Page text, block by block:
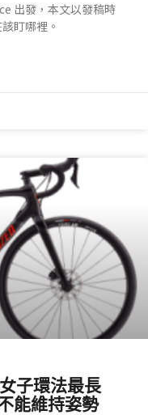
出發，本文以發稿時
盯哪裡。
子環法最長
能維持姿勢